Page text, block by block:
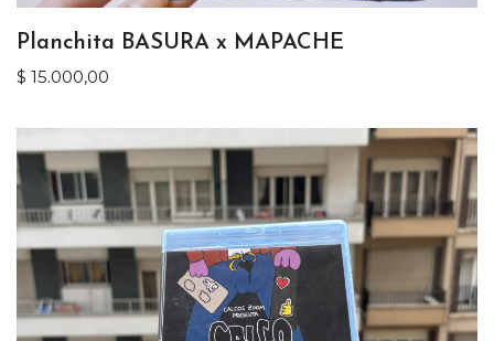
Planchita BASURA x MAPACHE
$ 15.000,00